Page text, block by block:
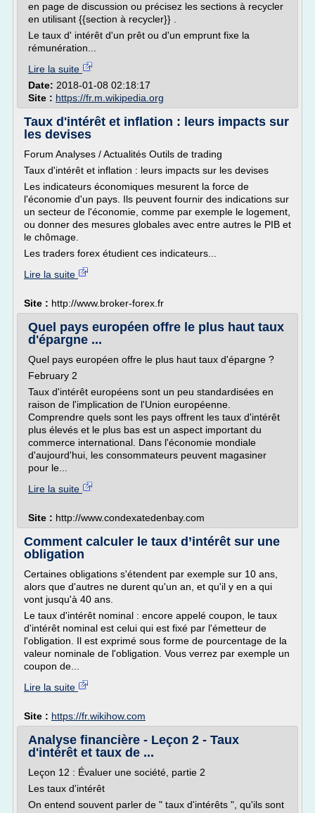
en page de discussion ou précisez les sections à recycler
en utilisant {{section à recycler}} .
Le taux d' intérêt d'un prêt ou d'un emprunt fixe la
rémunération...
Lire la suite
Date: 2018-01-08 02:18:17
Site : https://fr.m.wikipedia.org
Taux d'intérêt et inflation : leurs impacts sur
les devises
Forum Analyses / Actualités Outils de trading
Taux d'intérêt et inflation : leurs impacts sur les devises
Les indicateurs économiques mesurent la force de
l'économie d'un pays. Ils peuvent fournir des indications sur
un secteur de l'économie, comme par exemple le logement,
ou donner des mesures globales avec entre autres le PIB et
le chômage.
Les traders forex étudient ces indicateurs...
Lire la suite
Site : http://www.broker-forex.fr
Quel pays européen offre le plus haut taux
d'épargne ...
Quel pays européen offre le plus haut taux d'épargne ?
February 2
Taux d'intérêt européens sont un peu standardisées en
raison de l'implication de l'Union européenne.
Comprendre quels sont les pays offrent les taux d'intérêt
plus élevés et le plus bas est un aspect important du
commerce international. Dans l'économie mondiale
d'aujourd'hui, les consommateurs peuvent magasiner
pour le...
Lire la suite
Site : http://www.condexatedenbay.com
Comment calculer le taux d’intérêt sur une
obligation
Certaines obligations s'étendent par exemple sur 10 ans,
alors que d'autres ne durent qu'un an, et qu'il y en a qui
vont jusqu'à 40 ans.
Le taux d'intérêt nominal : encore appelé coupon, le taux
d'intérêt nominal est celui qui est fixé par l'émetteur de
l'obligation. Il est exprimé sous forme de pourcentage de la
valeur nominale de l'obligation. Vous verrez par exemple un
coupon de...
Lire la suite
Site : https://fr.wikihow.com
Analyse financière - Leçon 2 - Taux
d'intérêt et taux de ...
Leçon 12 : Évaluer une société, partie 2
Les taux d'intérêt
On entend souvent parler de " taux d'intérêts ", qu'ils sont